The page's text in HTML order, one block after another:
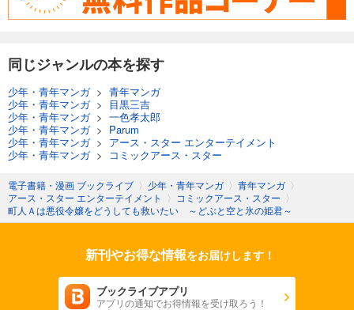
同じジャンルの本を探す
少年・青年マンガ> 青年マンガ
少年・青年マンガ> 目黒三吉
少年・青年マンガ> 一色孝太郎
少年・青年マンガ> Parum
少年・青年マンガ> アース・スター エンターテイメント
少年・青年マンガ> コミックアース・スター
電子書籍・漫画 ブックライブ 〉 少年・青年マンガ 〉 青年マンガ 〉
アース・スター エンターテイメント
〉 コミックアース・スター 〉
町人Ａは悪役令嬢をどうしても救いたい ～どぶと空と氷の姫君～
新刊やお得な情報をお届けします！
ブックライブアプリ
アプリの通知でお得情報を受け取ろう！